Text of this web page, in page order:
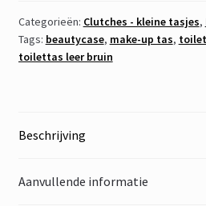
aantal
Categorieën: Clutches - kleine tasjes,
Tags: beautycase, make-up tas,
toilettas leer bruin
Beschrijving
Aanvullende informatie